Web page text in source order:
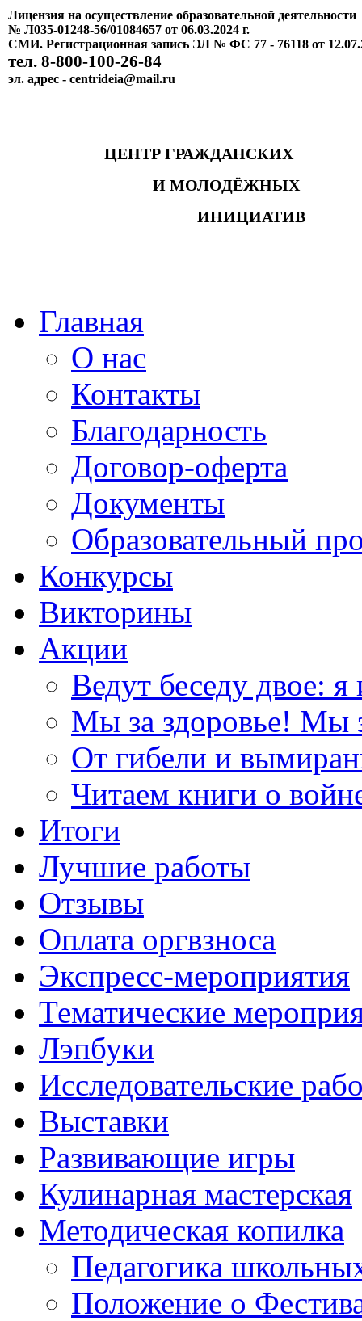
Лицензия на осуществление образовательной деятельности
№ Л035-01248-56/01084657 от 06.03.2024 г.
СМИ. Регистрационная запись ЭЛ № ФС 77 - 76118 от
тел. 8-800-100-26-84
эл. адрес - centrideia@mail.ru
ЦЕНТР ГРАЖДАНСКИХ
И МОЛОДЁЖНЫХ
ИНИЦИАТИВ
Главная
О нас
Контакты
Благодарность
Договор-оферта
Документы
Образовательный
Конкурсы
Викторины
Акции
Ведут беседу двое: я
Мы за здоровье! Мы
От гибели и
Читаем книги о
Итоги
Лучшие работы
Отзывы
Оплата оргвзноса
Экспресс-мероприятия
Тематические
Лэпбуки
Исследовательские
Выставки
Развивающие игры
Кулинарная мастерская
Методическая копилка
Педагогика
Положение о